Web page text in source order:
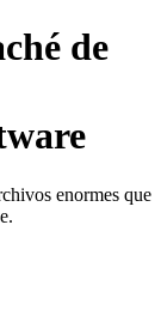
de
enormes que